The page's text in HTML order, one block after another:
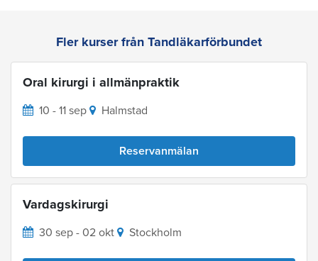
Fler kurser från Tandläkarförbundet
Oral kirurgi i allmänpraktik
10 - 11 sep Halmstad
Reservanmälan
Vardagskirurgi
30 sep - 02 okt Stockholm